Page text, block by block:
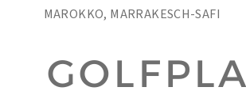
MAROKKO, MARRAKESCH-SAFI